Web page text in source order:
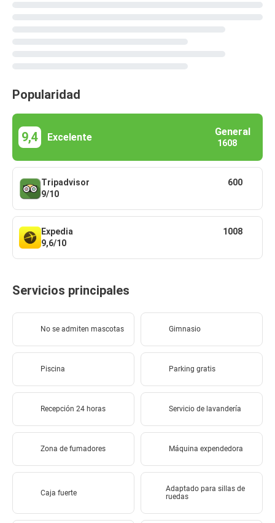
Popularidad
9,4 Excelente General
1608
Tripadvisor
9/10
600
Expedia
9,6/10
1008
Servicios principales
No se admiten mascotas Gimnasio
Piscina Parking gratis
Recepción 24 horas Servicio de lavandería
Zona de fumadores Máquina expendedora
Caja fuerte
Adaptado para sillas de
ruedas